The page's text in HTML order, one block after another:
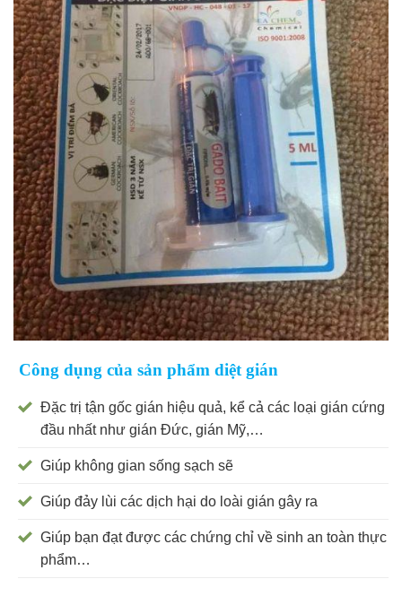
Công dụng của sản phẩm diệt gián
Đặc trị tận gốc gián hiệu quả, kể cả các loại gián cứng
đầu nhất như gián Đức, gián Mỹ,…
Giúp không gian sống sạch sẽ
Giúp đảy lùi các dịch hại do loài gián gây ra
Giúp bạn đạt được các chứng chỉ về sinh an toàn thực
phẩm…